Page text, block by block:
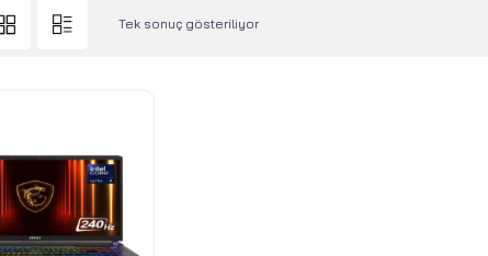
Tek sonuç gösteriliyor